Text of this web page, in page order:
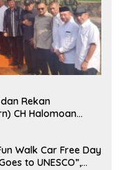
Rekan
CH Halomoan
Walk Car Free Day
to UNESCO”,